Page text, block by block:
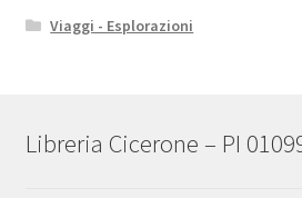
Viaggi - Esplorazioni
Libreria Cicerone – PI